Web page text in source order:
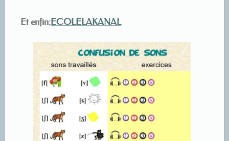
Et enfin:ECOLELAKANAL